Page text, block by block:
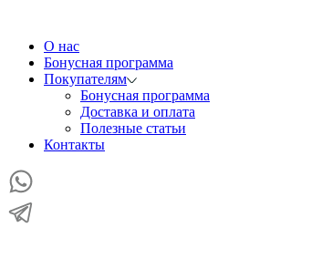
О нас
Бонусная программа
Покупателям
Бонусная программа
Доставка и оплата
Полезные статьи
Контакты